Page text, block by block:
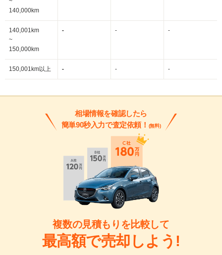
140,000km
140,001km
~
150,000km
- - -
150,001km以上 - - -
相場情報を確認したら
簡単90秒入力で査定依頼！ (無料)
複数の見積もりを比較して
最高額で売却しよう!